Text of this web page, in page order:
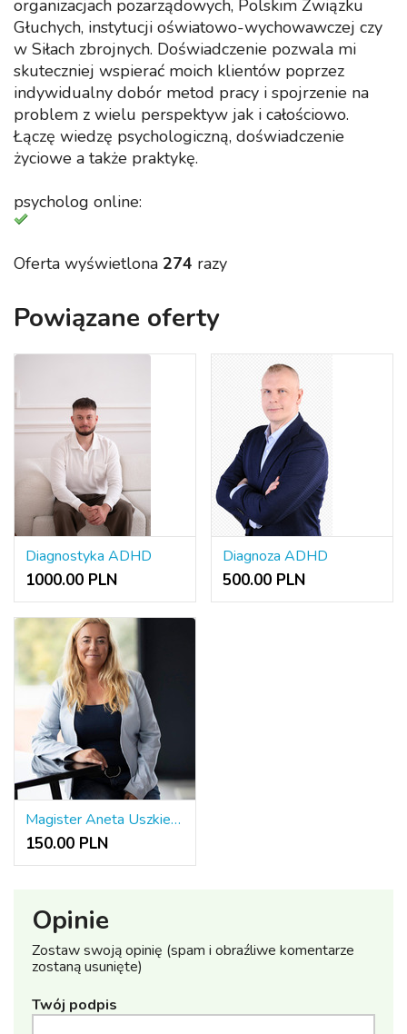
organizacjach pozarządowych, Polskim Związku
Głuchych, instytucji oświatowo-wychowawczej czy
w Siłach zbrojnych. Doświadczenie pozwala mi
skuteczniej wspierać moich klientów poprzez
indywidualny dobór metod pracy i spojrzenie na
problem z wielu perspektyw jak i całościowo.
Łączę wiedzę psychologiczną, doświadczenie
życiowe a także praktykę.
psycholog online:
Oferta wyświetlona 274 razy
Powiązane oferty
Diagnostyka ADHD
1000.00 PLN
Diagnoza ADHD
500.00 PLN
Magister Aneta Uszkiewicz
150.00 PLN
Opinie
Zostaw swoją opinię (spam i obraźliwe komentarze
zostaną usunięte)
Twój podpis